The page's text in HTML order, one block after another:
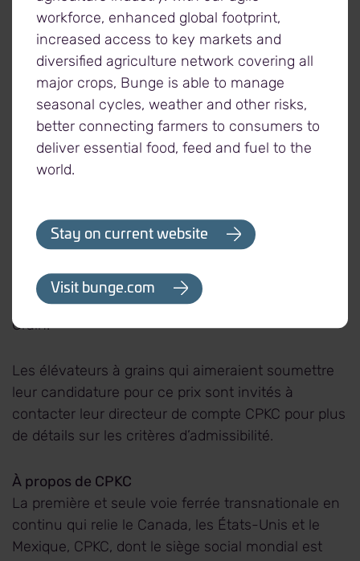
consécutive, a enregistré le tonnage le plus élevé
de tout le réseau nord-américain avec 464 000
tonnes métriques pour l’année de récolte, une
augmentation par rapport à l’année précédente. De
plus, Elbow Lake Co-op a su tirer profit du réseau
élargi de CPKC par de multiples chargements de
maïs depuis le Mexique, un legs du réseau CP
d’origine.
« Elbow Lake Co-op se réjouit de ce prix. Nous
n’aurions pas pu l’obtenir sans le soutien de nos
l’engagement de CPKC à l’égard du service, estime
Kevin Stein, directeur général, Elbow Lake Co-op
Grain.
Les élévateurs à grains qui aimeraient soumettre
leur candidature pour ce prix sont invités à
contacter leur directeur de compte CPKC pour plus
de détails sur les critères d’admissibilité.
À propos de CPKC
La première et seule voie ferrée transnationale en
continu qui relie le Canada, les États-Unis et le
Mexique, CPKC, dont le siège social mondial est
workforce, enhanced global footprint,
increased access to key markets and
diversified agriculture network covering all
major crops, Bunge is able to manage
seasonal cycles, weather and other risks,
better connecting farmers to consumers to
deliver essential food, feed and fuel to the
world.
Stay on current website
Visit bunge.com